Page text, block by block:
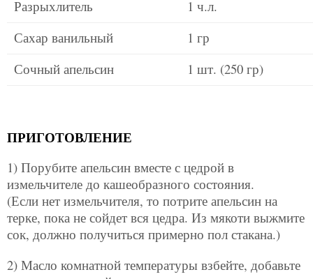
Разрыхлитель
1 ч.л.
Сахар ванильный
1 гр
Сочный апельсин
1 шт. (250 гр)
ПРИГОТОВЛЕНИЕ
1) Порубите апельсин вместе с цедрой в
измельчителе до кашеобразного состояния.
(Если нет измельчителя, то потрите апельсин на
терке, пока не сойдет вся цедра. Из мякоти выжмите
сок, должно получиться примерно пол стакана.)
2) Масло комнатной температуры взбейте, добавьте